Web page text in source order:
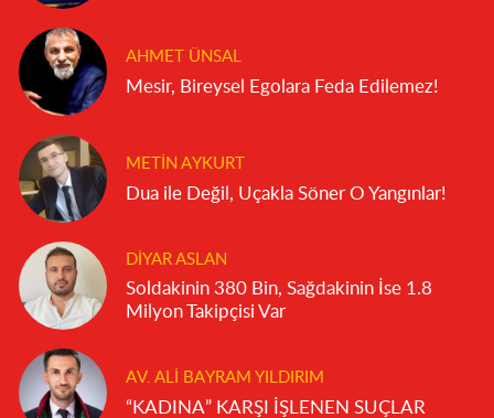
AHMET ÜNSAL
Mesir, Bireysel Egolara Feda Edilemez!
METIN AYKURT
Dua ile Değil, Uçakla Söner O Yangınlar!
DIYAR ASLAN
Soldakinin 380 Bin, Sağdakinin İse 1.8
Milyon Takipçisi Var
AV. ALI BAYRAM YILDIRIM
“KADINA” KARŞI İŞLENEN SUÇLAR